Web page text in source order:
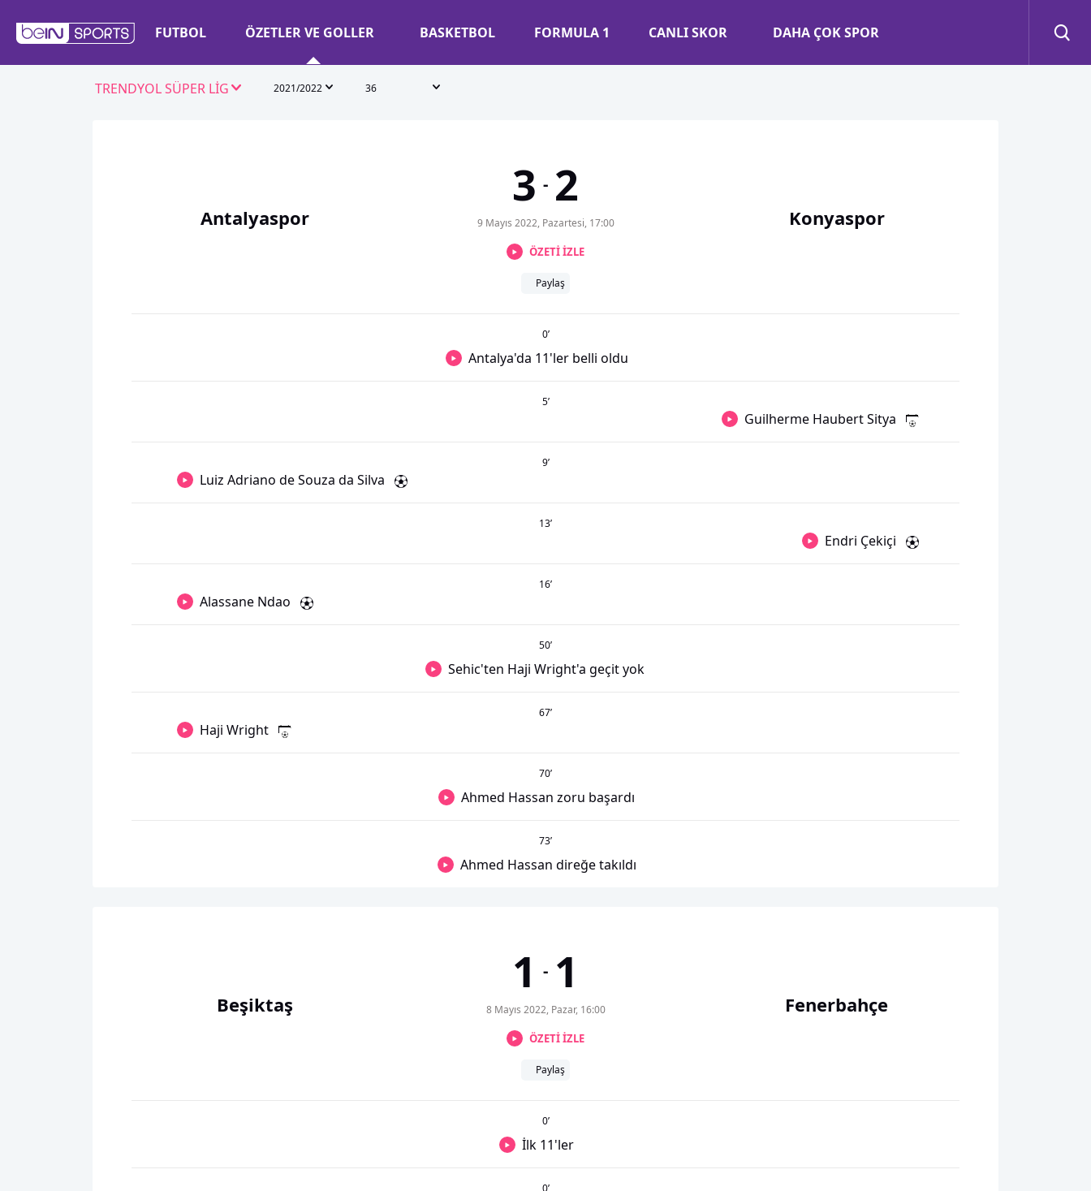
FUTBOL ÖZETLER VE GOLLER BASKETBOL FORMULA 1 CANLI SKOR DAHA ÇOK SPOR
TRENDYOL SÜPER LİG 2021/2022 36
Antalyaspor
3 - 2
9 Mayıs 2022, Pazartesi, 17:00
ÖZETİ İZLE
Paylaş
Konyaspor
0’
Antalya'da 11'ler belli oldu
5’
Guilherme Haubert Sitya
9’
Luiz Adriano de Souza da Silva
13’
Endri Çekiçi
16’
Alassane Ndao
50’
Sehic'ten Haji Wright'a geçit yok
67’
Haji Wright
70’
Ahmed Hassan zoru başardı
73’
Ahmed Hassan direğe takıldı
Beşiktaş
1 - 1
8 Mayıs 2022, Pazar, 16:00
ÖZETİ İZLE
Paylaş
Fenerbahçe
0’
İlk 11'ler
0’